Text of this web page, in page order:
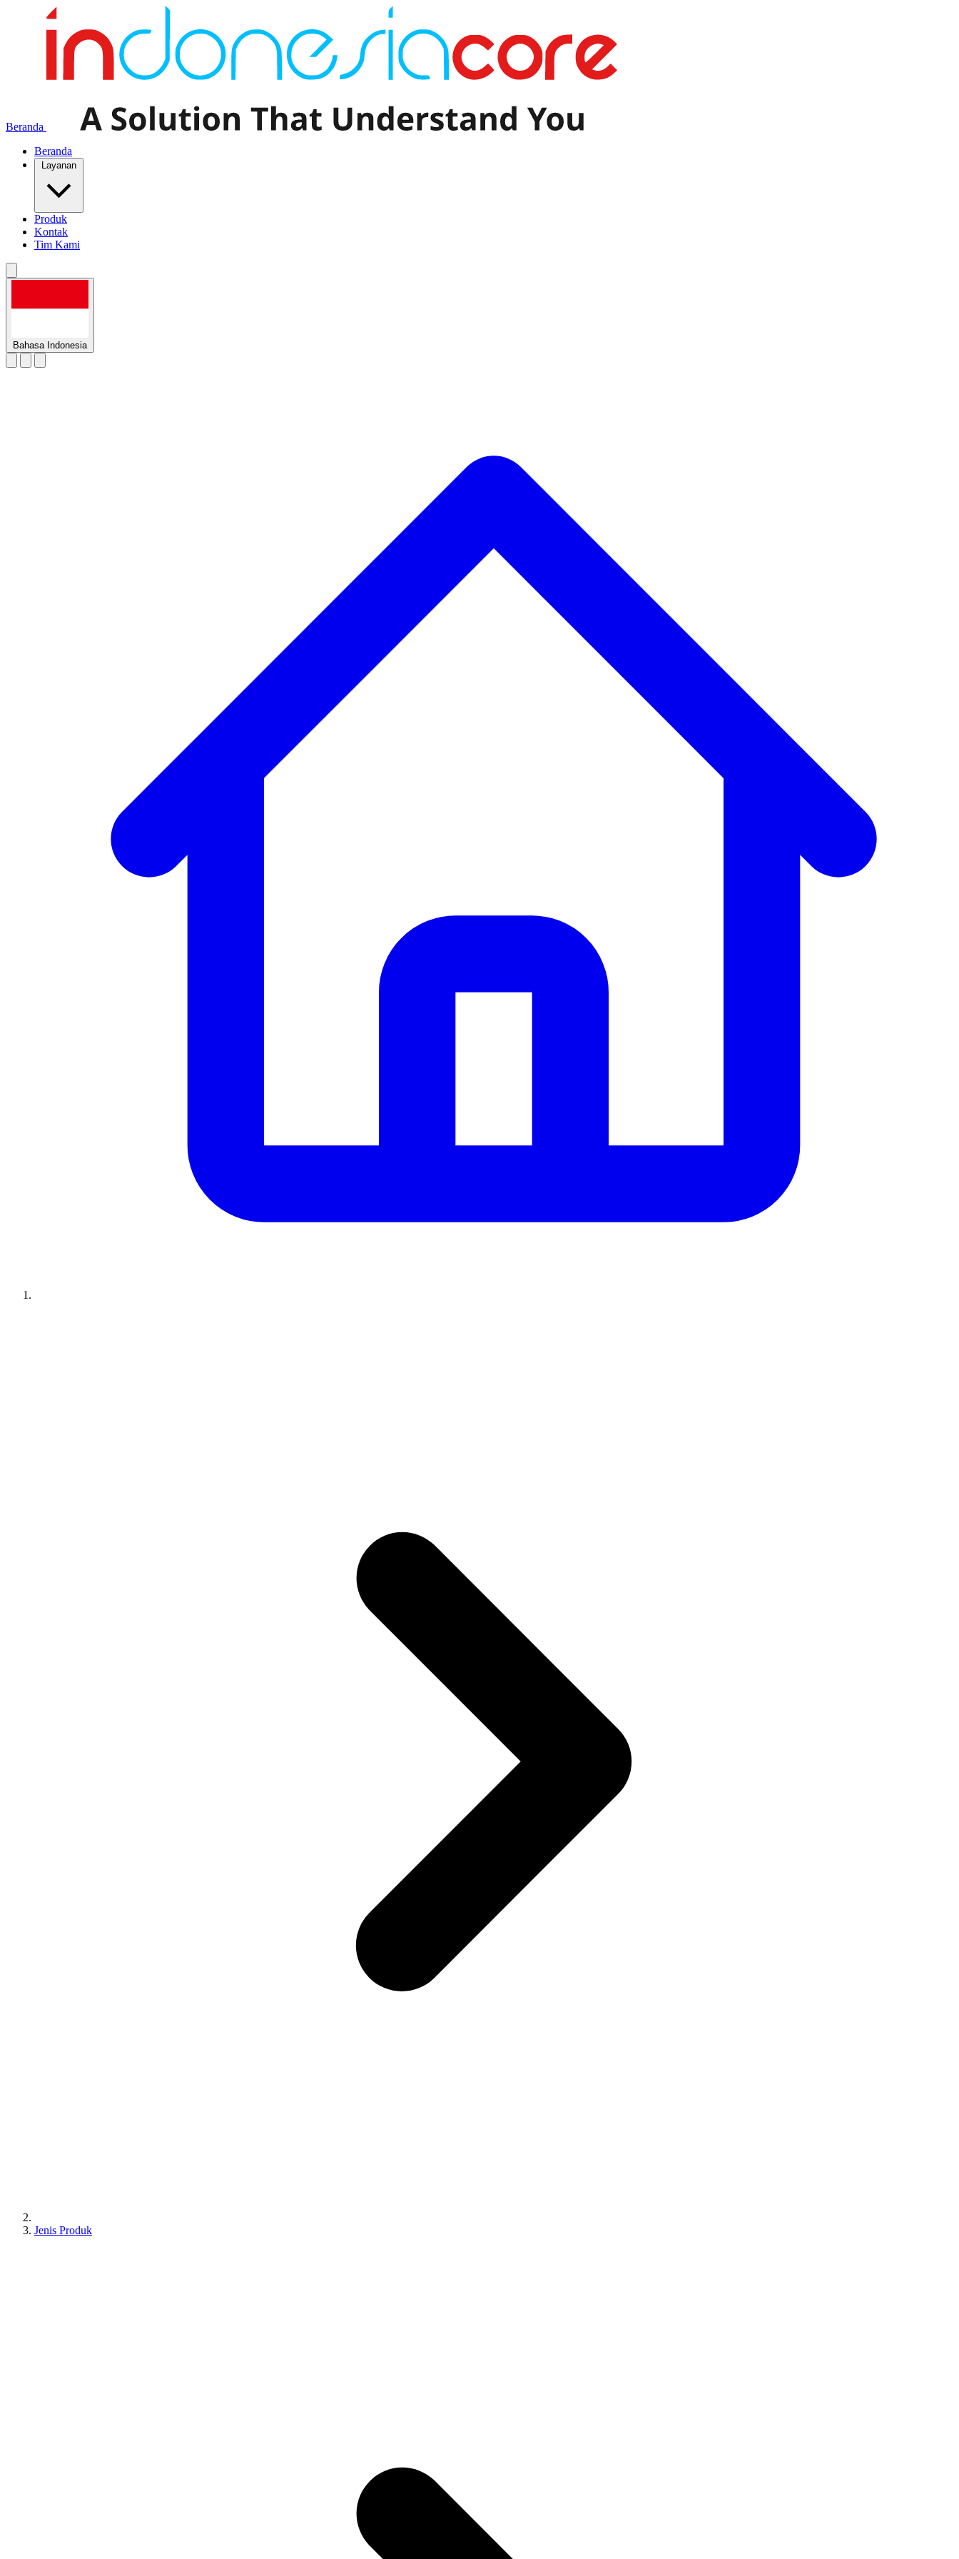
Beranda
Beranda
Produk
Kontak
Tim Kami
Bahasa Indonesia
Jenis Produk